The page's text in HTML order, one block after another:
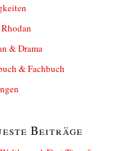
& Drama
& Fachbuch
Beiträge